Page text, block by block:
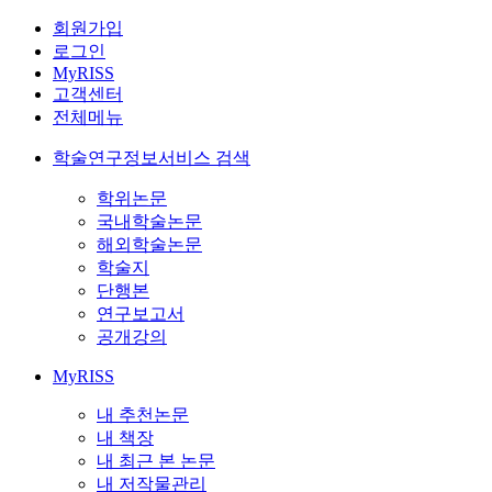
회원가입
로그인
MyRISS
고객센터
전체메뉴
학술연구정보서비스 검색
학위논문
국내학술논문
해외학술논문
학술지
단행본
연구보고서
공개강의
MyRISS
내 추천논문
내 책장
내 최근 본 논문
내 저작물관리